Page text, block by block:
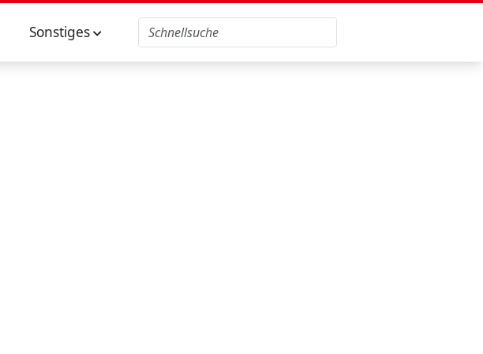
Sonstiges